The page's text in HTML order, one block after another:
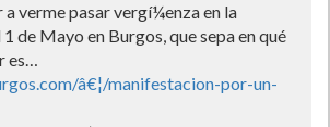
a verme pasar vergí¼enza en la
de Mayo en Burgos, que sepa en qué
es…
â€¦/manifestacion-por-un-